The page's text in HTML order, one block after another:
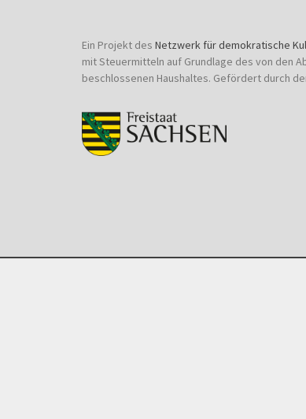
Ein Projekt des Netzwerk für demokratische
mit Steuermitteln auf Grundlage des von den
beschlossenen Haushaltes. Gefördert durch